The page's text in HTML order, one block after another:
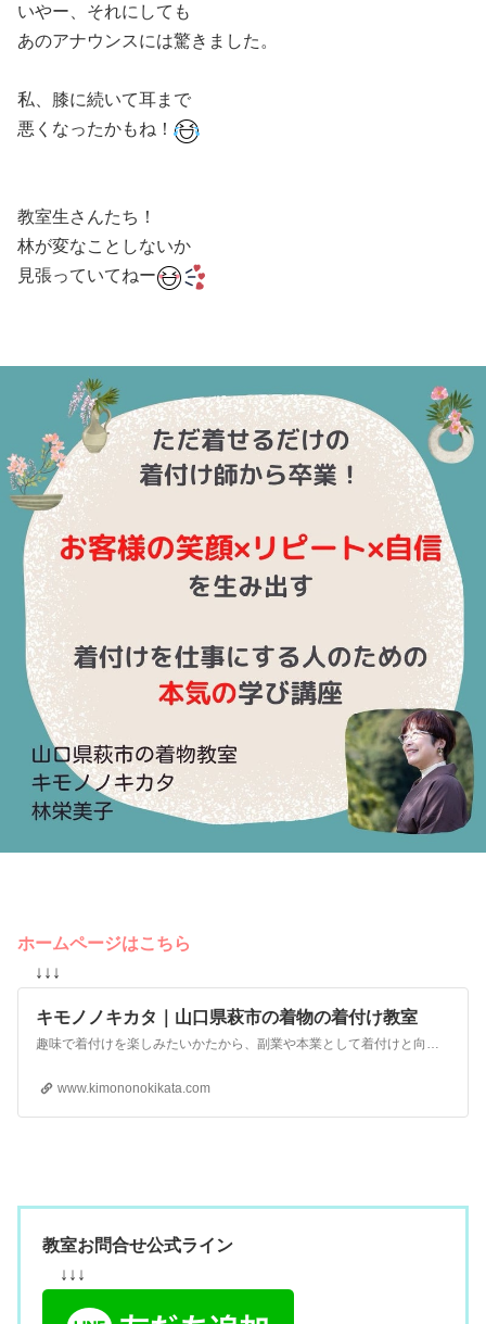
いやー、それにしても
あのアナウンスには驚きました。
私、膝に続いて耳まで
悪くなったかもね！
教室生さんたち！
林が変なことしないか
見張っていてねー
ホームページはこちら
↓↓↓
キモノノキカタ｜山口県萩市の着物の着付け教室
趣味で着付けを楽しみたいかたから、副業や本業として着付けと向き合いたいかた、美容室や写真館などの事業者のかたまで、多様なニーズにお応えする着付け教室です。
www.kimononokikata.com
教室お問合せ公式ライン
↓↓↓